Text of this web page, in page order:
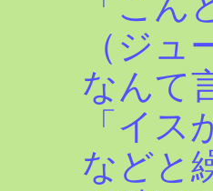
（ジ
なんて
「イ
などと